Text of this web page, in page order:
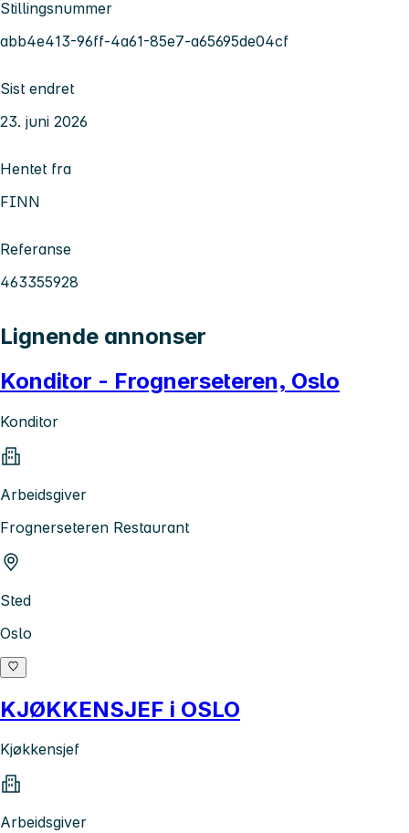
Stillingsnummer
abb4e413-96ff-4a61-85e7-a65695de04cf
Sist endret
23. juni 2026
Hentet fra
FINN
Referanse
463355928
Lignende annonser
Konditor - Frognerseteren, Oslo
Konditor
Arbeidsgiver
Frognerseteren Restaurant
Sted
Oslo
KJØKKENSJEF i OSLO
Kjøkkensjef
Arbeidsgiver